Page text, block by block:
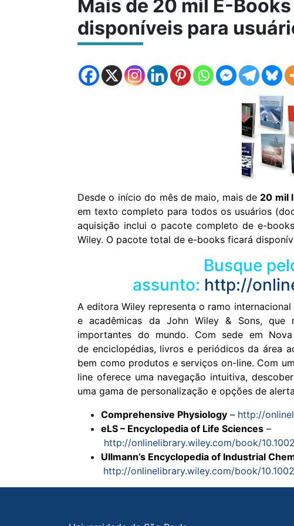
Mais de 20 mil E-
disponíveis para
Desde o início do mês de maio, mais de 20 mil
em texto completo para todos os usuários
aquisição inclui o pacote completo de e-
Wiley. O pacote total de e-books ficará
Busque
assunto: http://
A editora Wiley representa o ramo
e acadêmicas da John Wiley & Sons, que
importantes do mundo. Com sede em
de enciclopédias, livros e periódicos da área
bem como produtos e serviços on-line. Com
line oferece uma navegação intuitiva,
uma gama de personalização e opções de
Comprehensive Physiology – http://
eLS – Encyclopedia of Life Sciences –
http://onlinelibrary.wiley.com/book/
Ullmann’s Encyclopedia of Industrial
http://onlinelibrary.wiley.com/book/
Rodapé do site